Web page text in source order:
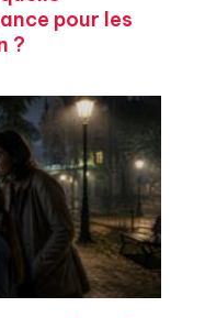
pour les
?